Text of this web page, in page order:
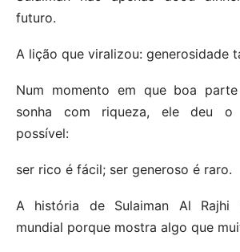
futuro.
A lição que viralizou: generosidade
Num momento em que boa
sonha com riqueza, ele deu o
possível:
ser rico é fácil; ser generoso é raro.
A história de Sulaiman Al Rajhi
mundial porque mostra algo que